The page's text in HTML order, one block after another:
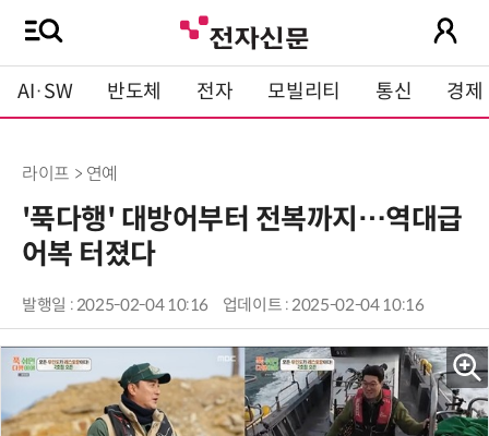
AI·SW 반도체 전자 모빌리티 통신 경제
라이프 > 연예
'푹다행' 대방어부터 전복까지…역대급
어복 터졌다
발행일 : 2025-02-04 10:16 업데이트 : 2025-02-04 10:16